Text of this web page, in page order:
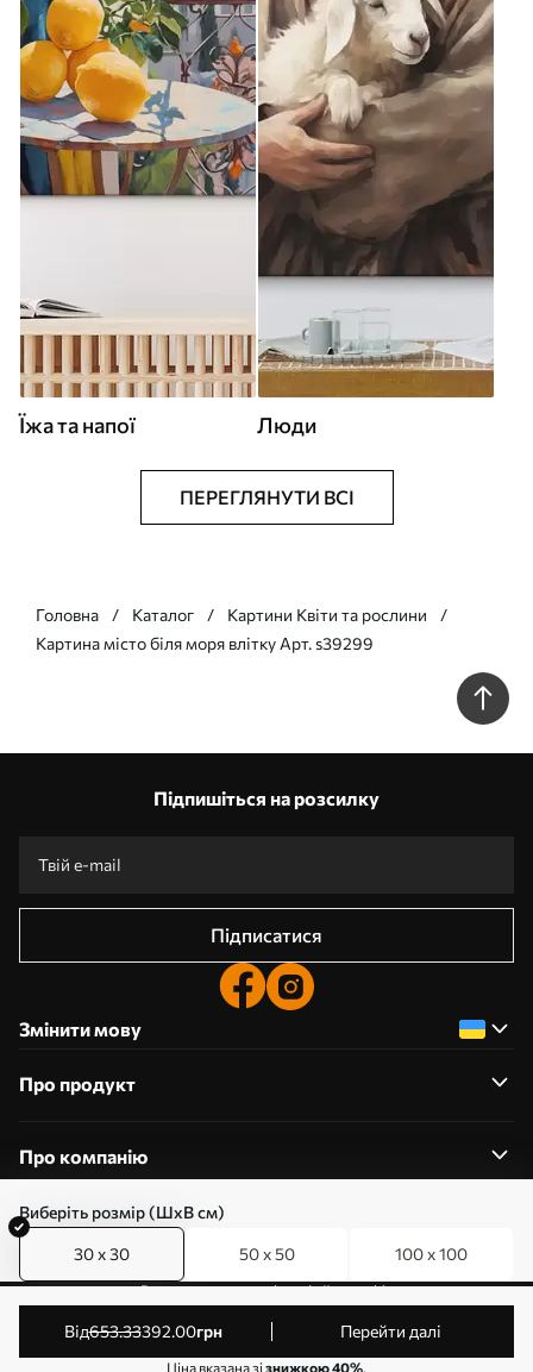
Виберіть розмір (ШхВ см)
30 x 30 50 x 50 100 x 100
від653.33392.00грн Перейти далі
Ціна вказана зізнижкою 40%.
Їжа та напої Люди
ПЕРЕГЛЯНУТИ ВСІ
Головна Каталог
Картини Квіти та рослини
Картина місто біля моря влітку Арт. s39299
Підпишіться на розсилку
Підписатися
Змінити мову
Про продукт
Про компанію
0800357223
Редагування дозволів на файли cookie
© 2011-2026 Art-holst. Усі права захищені. Власник:
ТОВ “КЛЄВЄР”. Код ЄДРПОУ: 31780602.